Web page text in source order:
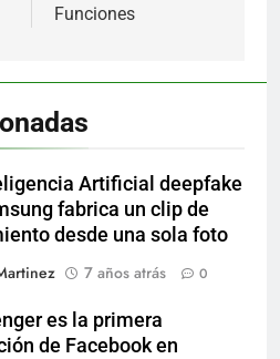
Funciones
Artificial deepfake
fabrica un clip de
desde una sola foto
7 años atrás 0
es la primera
de Facebook en